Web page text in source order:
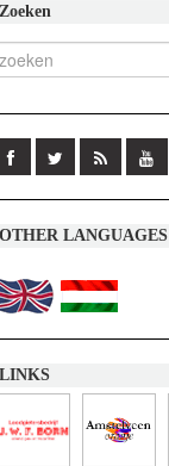
Zoeken
OTHER LANGUAGES
LINKS